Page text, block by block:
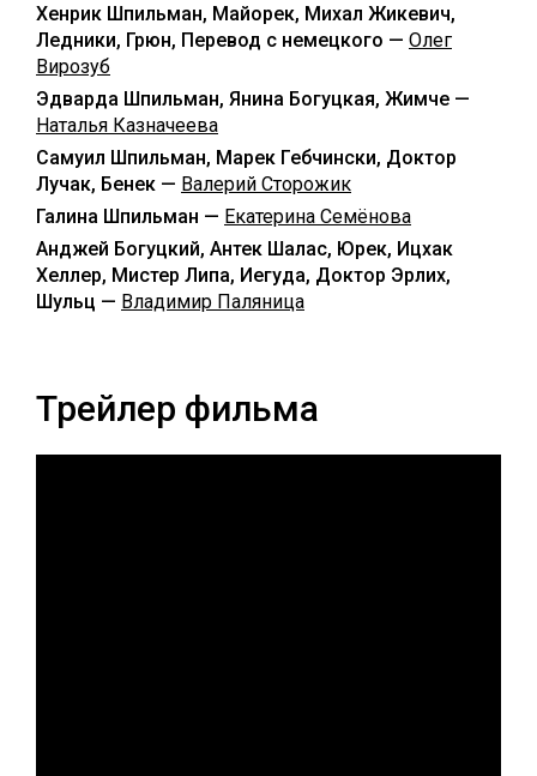
Хенрик Шпильман, Майорек, Михал Жикевич,
Ледники, Грюн, Перевод с немецкого — Олег
Вирозуб
Эдварда Шпильман, Янина Богуцкая, Жимче —
Наталья Казначеева
Самуил Шпильман, Марек Гебчински, Доктор
Лучак, Бенек — Валерий Сторожик
Галина Шпильман — Екатерина Семёнова
Анджей Богуцкий, Антек Шалас, Юрек, Ицхак
Хеллер, Мистер Липа, Иегуда, Доктор Эрлих,
Шульц — Владимир Паляница
Трейлер фильма